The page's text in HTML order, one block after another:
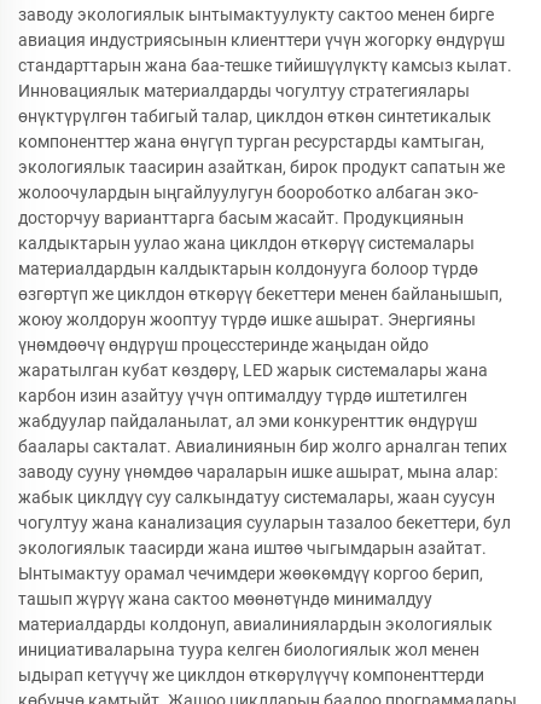
заводу экологиялык ынтымактуулукту сактоо менен бирге
авиация индустриясынын клиенттери үчүн жогорку өндүрүш
стандарттарын жана баа-тешке тийишүүлүктү камсыз кылат.
Инновациялык материалдарды чогултуу стратегиялары
өнүктүрүлгөн табигый талар, циклдон өткөн синтетикалык
компоненттер жана өнүгүп турган ресурстарды камтыган,
экологиялык таасирин азайткан, бирок продукт сапатын же
жолоочулардын ыңгайлуулугун боороботко албаган эко-
досторчуу варианттарга басым жасайт. Продукциянын
калдыктарын уулао жана циклдон өткөрүү системалары
материалдардын калдыктарын колдонууга болоор түрдө
өзгөртүп же циклдон өткөрүү бекеттери менен байланышып,
жоюу жолдорун жооптуу түрдө ишке ашырат. Энергияны
үнөмдөөчү өндүрүш процесстеринде жаңыдан ойдо
жаратылган кубат көздөрү, LED жарык системалары жана
карбон изин азайтуу үчүн оптималдуу түрдө иштетилген
жабдуулар пайдаланылат, ал эми конкуренттик өндүрүш
баалары сакталат. Авиалиниянын бир жолго арналган тепих
заводу сууну үнөмдөө чараларын ишке ашырат, мына алар:
жабык циклдүү суу салкындатуу системалары, жаан суусун
чогултуу жана канализация сууларын тазалоо бекеттери, бул
экологиялык таасирди жана иштөө чыгымдарын азайтат.
Ынтымактуу орамал чечимдери жөөкөмдүү коргоо берип,
ташып жүрүү жана сактоо мөөнөтүндө минималдуу
материалдарды колдонуп, авиалиниялардын экологиялык
инициативаларына туура келген биологиялык жол менен
ыдырап кетүүчү же циклдон өткөрүлүүчү компоненттерди